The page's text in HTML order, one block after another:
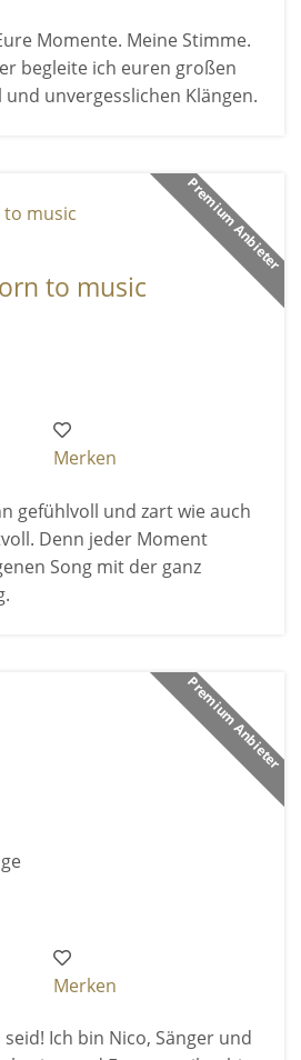
Momente. Meine Stimme.
begleite ich euren großen
und unvergesslichen Klängen.
Premium Anbieter
to music
Merken
gefühlvoll und zart wie auch
Denn jeder Moment
Song mit der ganz
Premium Anbieter
Merken
Ich bin Nico, Sänger und